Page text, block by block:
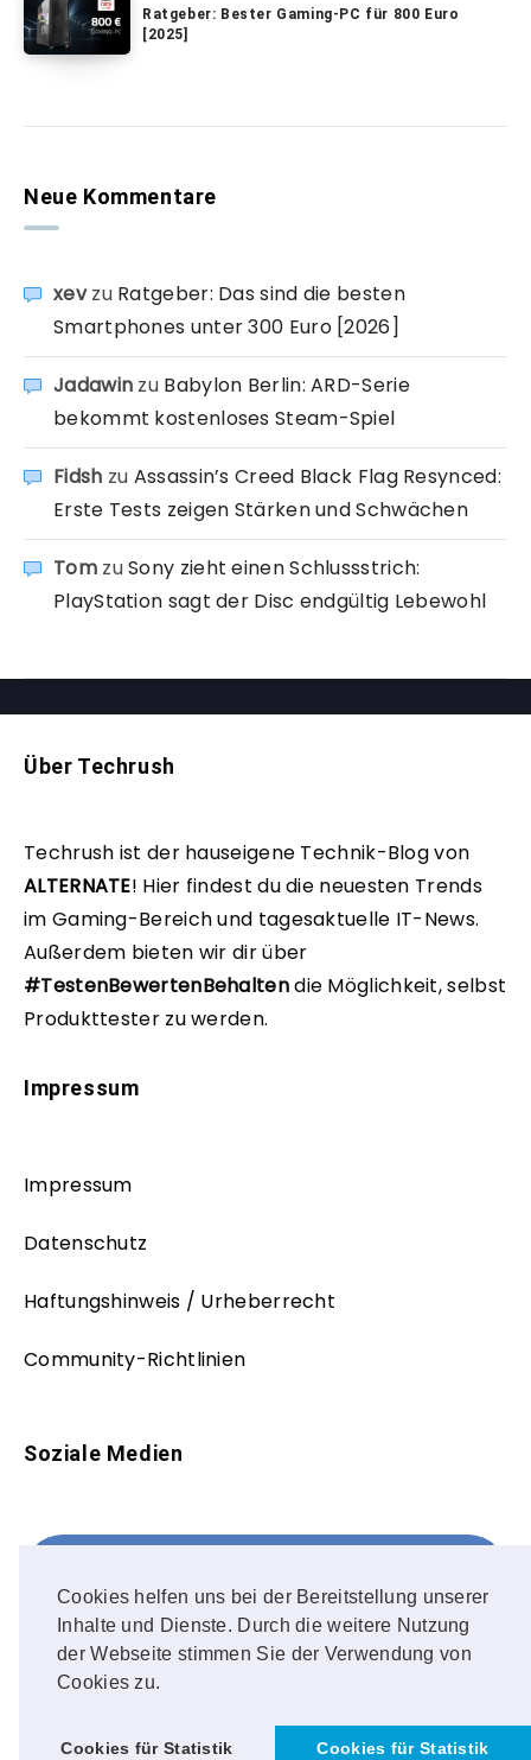
Cookies helfen uns bei der Bereitstellung unserer
Inhalte und Dienste. Durch die weitere Nutzung
der Webseite stimmen Sie der Verwendung von
Cookies zu.
Cookies für Statistik Cookies für Statistik
Ratgeber: Bester Gaming-PC für 800 Euro
[2025]
Neue Kommentare
xevzu Ratgeber: Das sind die besten
Smartphones unter 300 Euro [2026]
Jadawin zu Babylon Berlin: ARD-Serie
bekommt kostenloses Steam-Spiel
Fidsh zu Assassin’s Creed Black Flag Resynced:
Erste Tests zeigen Stärken und Schwächen
TomzuSony zieht einen Schlussstrich:
PlayStation sagt der Disc endgültig Lebewohl
Über Techrush
Techrush ist der hauseigene Technik-Blog von
ALTERNATE! Hier findest du die neuesten Trends
im Gaming-Bereich und tagesaktuelle IT-News.
Außerdem bieten wir dir über
#TestenBewertenBehaltendie Möglichkeit, selbst
Produkttester zu werden.
Impressum
Impressum
Datenschutz
Haftungshinweis / Urheberrecht
Community-Richtlinien
Soziale Medien
FOLLOW ME!
Instagram
OUR PHOTOS!